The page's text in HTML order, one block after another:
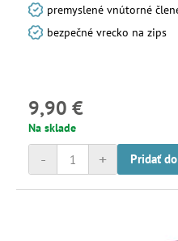
premyslené vnútorné
bezpečné vrecko na zips
9,90 €
Na sklade
+
- Pridať